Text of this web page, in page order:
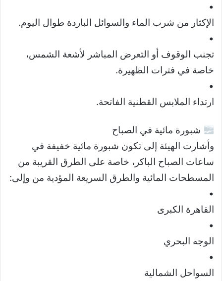
•
الإكثار من شرب الماء والسوائل الباردة طوال اليوم.
•
تجنب الوقوف أو التعرض المباشر لأشعة الشمس،
خاصة في فترات الظهيرة.
•
ارتداء الملابس القطنية الفاتحة.
شبورة مائية في الصباح
وأشارت الهيئة إلى تكون شبورة مائية خفيفة في
ساعات الصباح الباكر، خاصة على الطرق القريبة من
المسطحات المائية والطرق السريعة المؤدية من وإلى:
•
القاهرة الكبرى
•
الوجه البحري
•
السواحل الشمالية